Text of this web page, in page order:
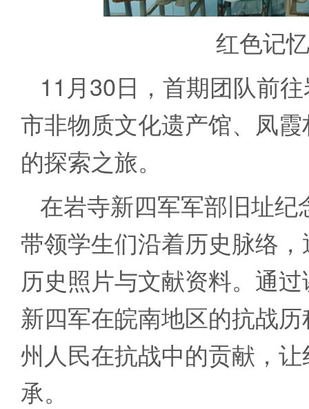
红色记
11月30日，首期团队前
市非物质文化遗产馆、凤
的探索之旅。
在岩寺新四军军部旧址
带领学生们沿着历史脉络
历史照片与文献资料。通
新四军在皖南地区的抗战
州人民在抗战中的贡献，
承。